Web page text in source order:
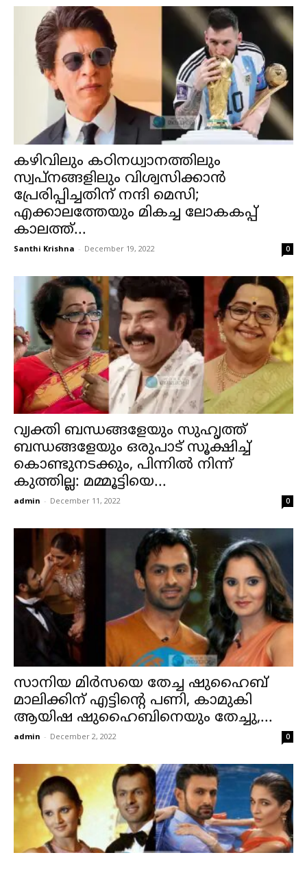
കഴിവിലും കഠിനധ്വാനത്തിലും
സ്വപ്‌നങ്ങളിലും വിശ്വസിക്കാന്‍
പ്രേരിപ്പിച്ചതിന് നന്ദി മെസി;
എക്കാലത്തേയും മികച്ച ലോകകപ്പ്
കാലത്ത്...
Santhi Krishna - December 19, 2022 0
വ്യക്തി ബന്ധങ്ങളേയും സുഹൃത്ത്
ബന്ധങ്ങളേയും ഒരുപാട് സൂക്ഷിച്ച്
കൊണ്ടുനടക്കും, പിന്നിൽ നിന്ന്
കുത്തില്ല: മമ്മൂട്ടിയെ...
admin - December 11, 2022 0
സാനിയ മിർസയെ തേച്ച ഷുഹൈബ്
മാലിക്കിന് എട്ടിന്റെ പണി, കാമുകി
ആയിഷ ഷുഹൈബിനെയും തേച്ചു,...
admin - December 2, 2022 0